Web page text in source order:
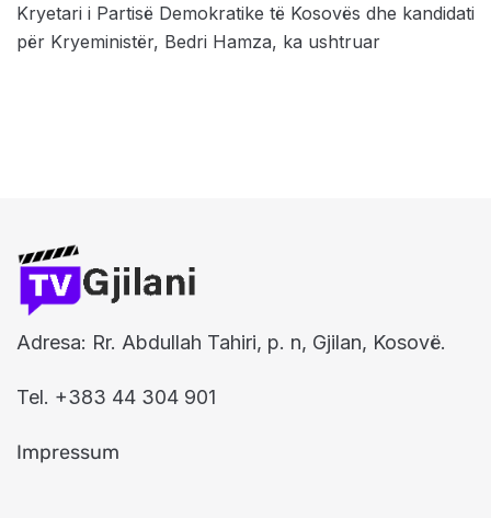
Kryetari i Partisë Demokratike të Kosovës dhe kandidati
për Kryeministër, Bedri Hamza, ka ushtruar
Adresa: Rr. Abdullah Tahiri, p. n, Gjilan, Kosovë.
Tel. +383 44 304 901
Impressum